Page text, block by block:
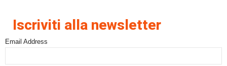
Iscriviti alla newsletter
Email Address